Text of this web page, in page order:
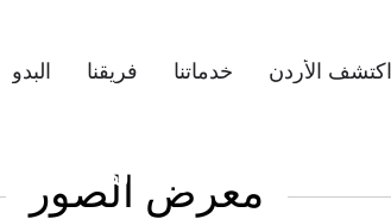
اكتشف الأردن خدماتنا فريقنا البدو
معرض الصور
معرض الصور